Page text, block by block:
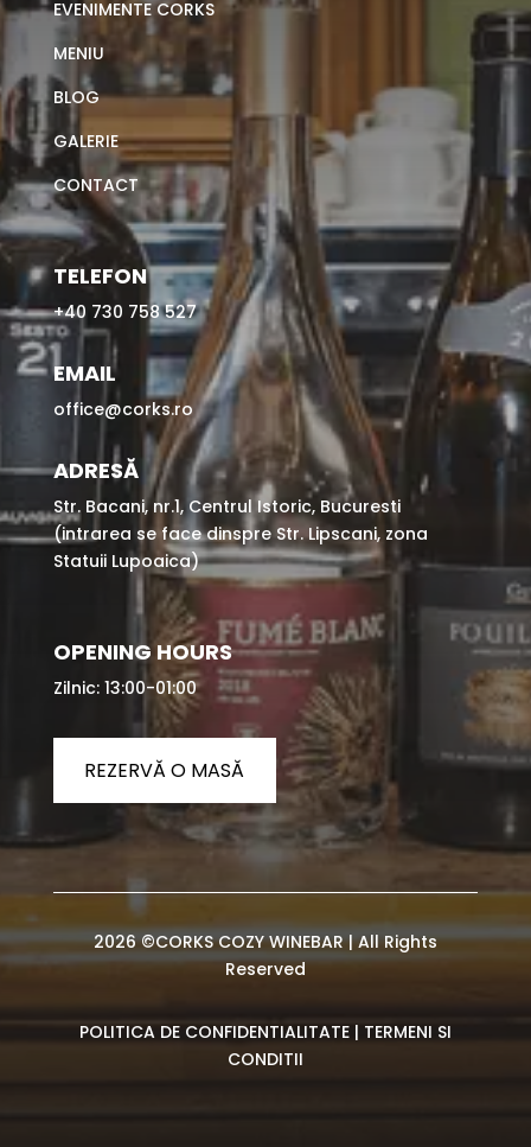
EVENIMENTE CORKS
MENIU
BLOG
GALERIE
CONTACT
TELEFON
+40 730 758 527
EMAIL
office@corks.ro
ADRESĂ
Str. Bacani, nr.1, Centrul Istoric, Bucuresti
(intrarea se face dinspre Str. Lipscani, zona
Statuii Lupoaica)
OPENING HOURS
Zilnic: 13:00-01:00
REZERVĂ O MASĂ
2026 ©CORKS COZY WINEBAR | All Rights
Reserved
POLITICA DE CONFIDENTIALITATE| TERMENI SI
CONDITII